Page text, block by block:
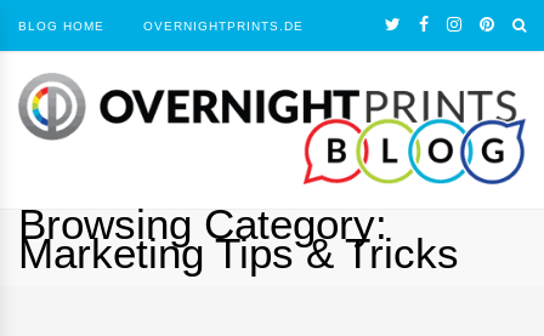
BLOG HOME OVERNIGHTPRINTS.DE
Browsing Category:
Marketing Tips & Tricks